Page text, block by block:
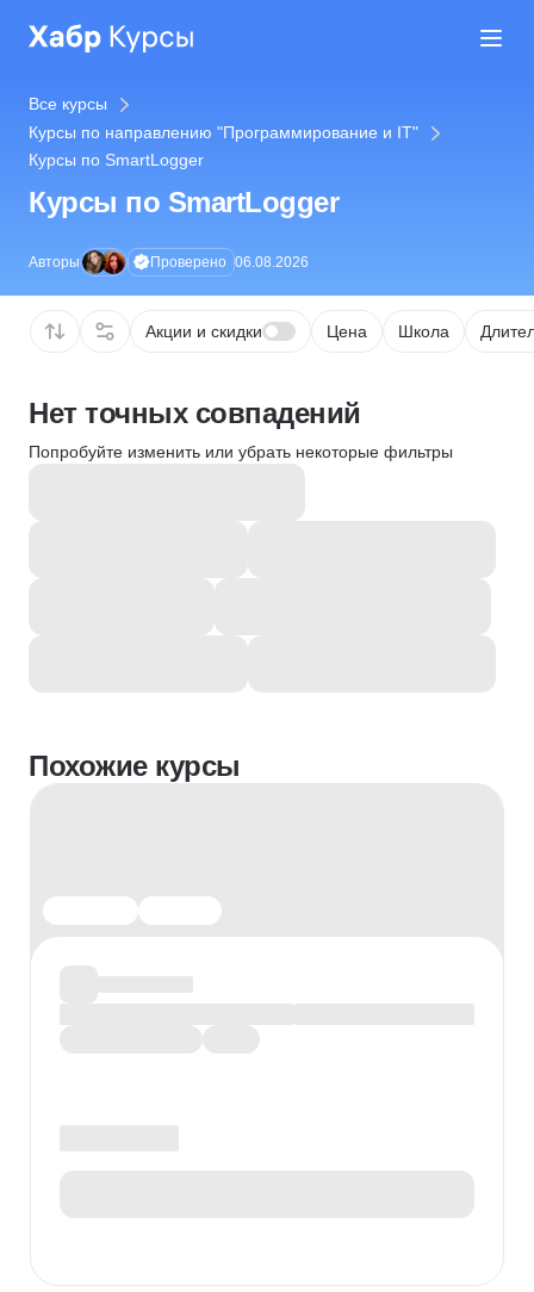
Все курсы
Курсы по направлению "Программирование и IT"
Курсы по SmartLogger
Курсы по SmartLogger
Авторы Проверено 06.08.2026
Акции и скидки Цена Школа
Нет точных совпадений
Попробуйте изменить или убрать некоторые фильтры
Похожие курсы